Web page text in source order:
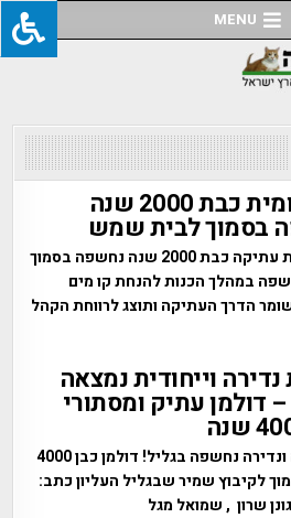
MENU
דרך רומית כבת 2000 שנה
בסמוך לבית שמש
דרך רומית עתיקה כבת 2000 שנה נחשפה בסמוך
במהלך הכנות להנחת קו מים
הדרך העתיקה ותוצג לרווחת הקהל
וייחודית נמצאה
– דולמן עתיק ומסתורי
תגלית ארכיאולוגית עתיקה ונדירה נחשפה בגליל! דולמן כבן 4000
לקיבוץ שמיר שבגליל העליון כתב:
שרון , שמואל מגל